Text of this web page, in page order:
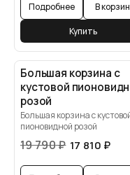
Подробнее В
Купить
Большая корзина с
кустовой
розой
Большая корзина с
пионовидной розой
19 790₽ 17 810 ₽